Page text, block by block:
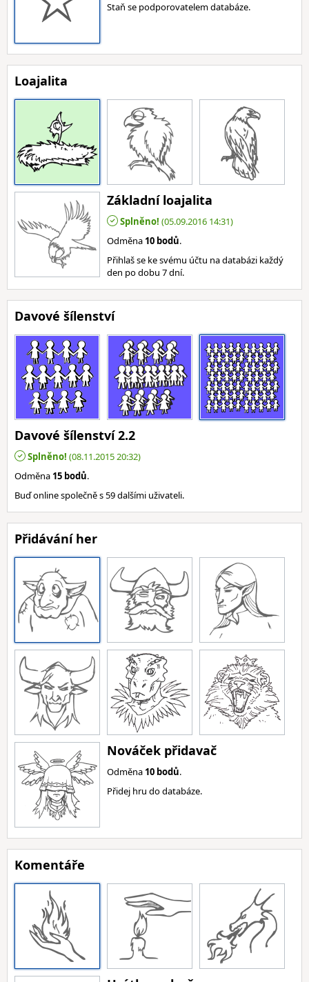
Staň se podporovatelem databáze.
Loajalita
Základní loajalita
Splněno! (05.09.2016 14:31)
Odměna 10 bodů.
Přihlaš se ke svému účtu na databázi každý
den po dobu 7 dní.
Davové šílenství
Davové šílenství 2.2
Splněno! (08.11.2015 20:32)
Odměna 15 bodů.
Buď online společně s 59 dalšími uživateli.
Přidávání her
Nováček přidavač
Odměna 10 bodů.
Přidej hru do databáze.
Komentáře